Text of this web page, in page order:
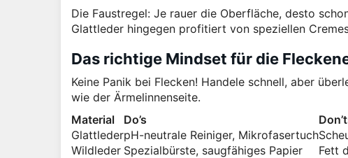
Die Faustregel: Je rauer die Oberfläche, desto
Glattleder hingegen profitiert von speziellen
Das richtige Mindset für die
Keine Panik bei Flecken! Handele schnell, aber
wie der Ärmelinnenseite.
Material
Do’s
GlattlederpH-neutrale Reiniger, Mikrofasertuch
Wildleder Spezialbürste, saugfähiges Papier
Fett